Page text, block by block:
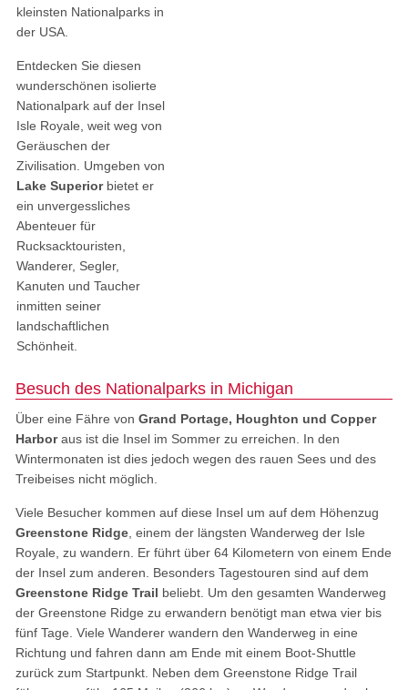
kleinsten Nationalparks in
der USA.
Entdecken Sie diesen
wunderschönen isolierte
Nationalpark auf der Insel
Isle Royale, weit weg von
Geräuschen der
Zivilisation. Umgeben von
Lake Superiorbietet er
ein unvergessliches
Abenteuer für
Rucksacktouristen,
Wanderer, Segler,
Kanuten und Taucher
inmitten seiner
landschaftlichen
Schönheit.
Besuch des Nationalparks in Michigan
Über eine Fähre von Grand Portage, Houghton und Copper
Harboraus ist die Insel im Sommer zu erreichen. In den
Wintermonaten ist dies jedoch wegen des rauen Sees und des
Treibeises nicht möglich.
Viele Besucher kommen auf diese Insel um auf dem Höhenzug
Greenstone Ridge, einem der längsten Wanderweg der Isle
Royale, zu wandern. Er führt über 64 Kilometern von einem Ende
der Insel zum anderen. Besonders Tagestouren sind auf dem
Greenstone Ridge Trail beliebt. Um den gesamten Wanderweg
der Greenstone Ridge zu erwandern benötigt man etwa vier bis
fünf Tage. Viele Wanderer wandern den Wanderweg in eine
Richtung und fahren dann am Ende mit einem Boot-Shuttle
zurück zum Startpunkt. Neben dem Greenstone Ridge Trail